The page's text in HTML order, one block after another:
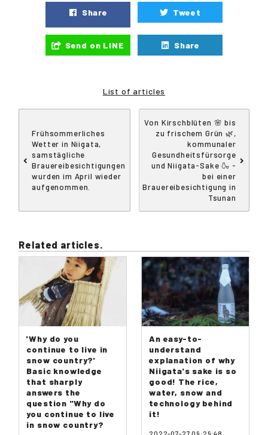
Share Tweet
Send on LINE Share
List of articles
Frühsommerliches
Wetter in Niigata,
samstägliche
Brauereibesichtigungen
wurden im April wieder
aufgenommen.
Von Kirschblüten 🌸 bis
zu frischem Grün 🌿,
kommunaler
Gesundheitsfürsorge
und Niigata-Sake 🍶 -
bei einer
Brauereibesichtigung in
Tsunan
Related articles.
'Why do you
continue to live in
snow country?'
Basic knowledge
that sharply
answers the
question "Why do
you continue to live
in snow country?
An easy-to-
understand
explanation of why
Niigata's sake is so
good! The rice,
water, snow and
technology behind
it!